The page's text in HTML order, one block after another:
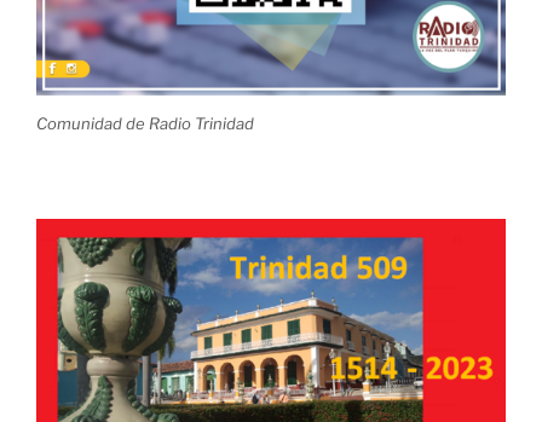
Comunidad de Radio Trinidad